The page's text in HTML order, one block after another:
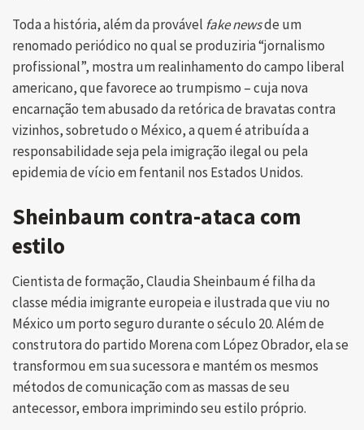
Toda a história, além da provável fake newsde um
renomado periódico no qual se produziria “jornalismo
profissional”, mostra um realinhamento do campo liberal
americano, que favorece ao trumpismo – cuja nova
encarnação tem abusado da retórica de bravatas contra
vizinhos, sobretudo o México, a quem é atribuída a
responsabilidade seja pela imigração ilegal ou pela
epidemia de vício em fentanil nos Estados Unidos.
Sheinbaum contra-ataca com
estilo
Cientista de formação, Claudia Sheinbaum é filha da
classe média imigrante europeia e ilustrada que viu no
México um porto seguro durante o século 20. Além de
construtora do partido Morena com López Obrador, ela se
transformou em sua sucessora e mantém os mesmos
métodos de comunicação com as massas de seu
antecessor, embora imprimindo seu estilo próprio.